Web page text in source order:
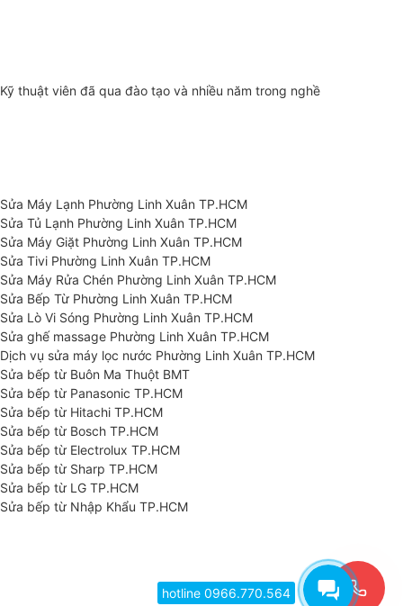
Kỹ thuật viên đã qua đào tạo và nhiều năm trong nghề
Sửa Máy Lạnh Phường Linh Xuân TP.HCM
Sửa Tủ Lạnh Phường Linh Xuân TP.HCM
Sửa Máy Giặt Phường Linh Xuân TP.HCM
Sửa Tivi Phường Linh Xuân TP.HCM
Sửa Máy Rửa Chén Phường Linh Xuân TP.HCM
Sửa Bếp Từ Phường Linh Xuân TP.HCM
Sửa Lò Vi Sóng Phường Linh Xuân TP.HCM
Sửa ghế massage Phường Linh Xuân TP.HCM
Dịch vụ sửa máy lọc nước Phường Linh Xuân TP.HCM
Sửa bếp từ Buôn Ma Thuột BMT
Sửa bếp từ Panasonic TP.HCM
Sửa bếp từ Hitachi TP.HCM
Sửa bếp từ Bosch TP.HCM
Sửa bếp từ Electrolux TP.HCM
Sửa bếp từ Sharp TP.HCM
Sửa bếp từ LG TP.HCM
Sửa bếp từ Nhập Khẩu TP.HCM
hotline 0966.770.564